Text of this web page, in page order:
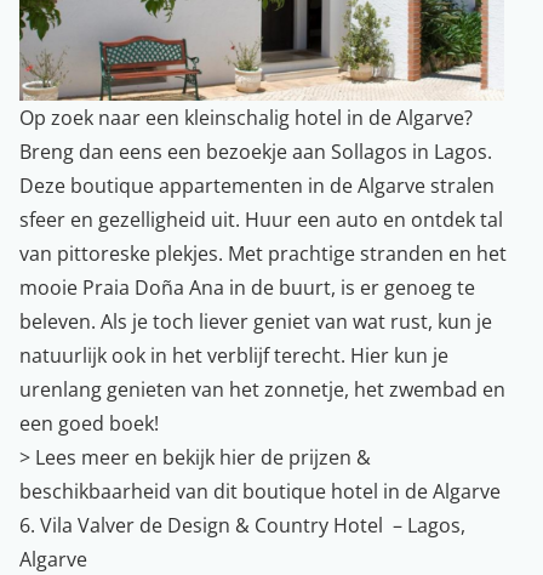
Op zoek naar een kleinschalig hotel in de Algarve?
Breng dan eens een bezoekje aan Sollagos in Lagos.
Deze boutique appartementen in de Algarve stralen
sfeer en gezelligheid uit. Huur een auto en ontdek tal
van pittoreske plekjes. Met prachtige stranden en het
mooie Praia Doña Ana in de buurt, is er genoeg te
beleven. Als je toch liever geniet van wat rust, kun je
natuurlijk ook in het verblijf terecht. Hier kun je
urenlang genieten van het zonnetje, het zwembad en
een goed boek!
> Lees meer en bekijk hier de prijzen &
beschikbaarheid van dit boutique hotel in de Algarve
6. Vila Valver de Design & Country Hotel – Lagos,
Algarve